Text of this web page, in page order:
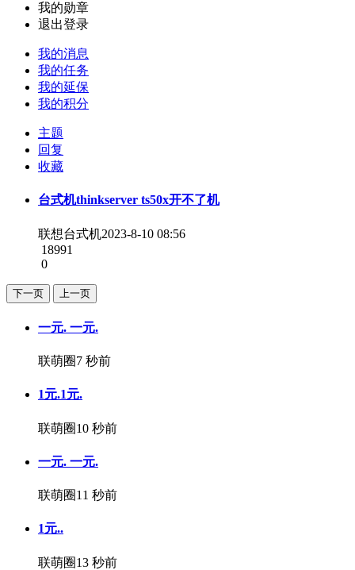
我的勋章
退出登录
我的消息
我的任务
我的延保
我的积分
主题
回复
收藏
台式机thinkserver ts50x开不了机
联想台式机2023-8-10 08:56
18991
0
下一页 上一页
一元. 一元.
联萌圈7 秒前
1元.1元.
联萌圈10 秒前
一元. 一元.
联萌圈11 秒前
1元..
联萌圈13 秒前